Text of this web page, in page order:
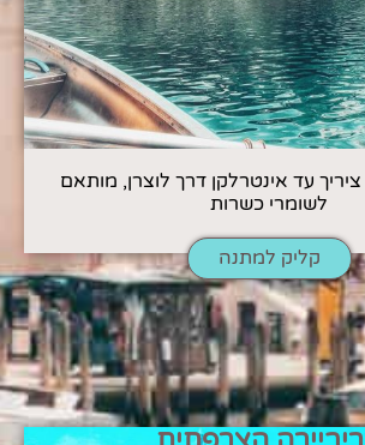
ציריך עד אינטרלקן דרך לוצרן, מותאם
לשומרי כשרות
קליק למתנה